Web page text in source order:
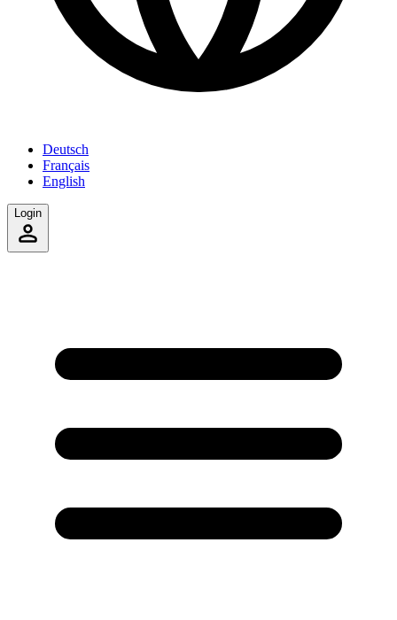
Deutsch
Français
English
Login